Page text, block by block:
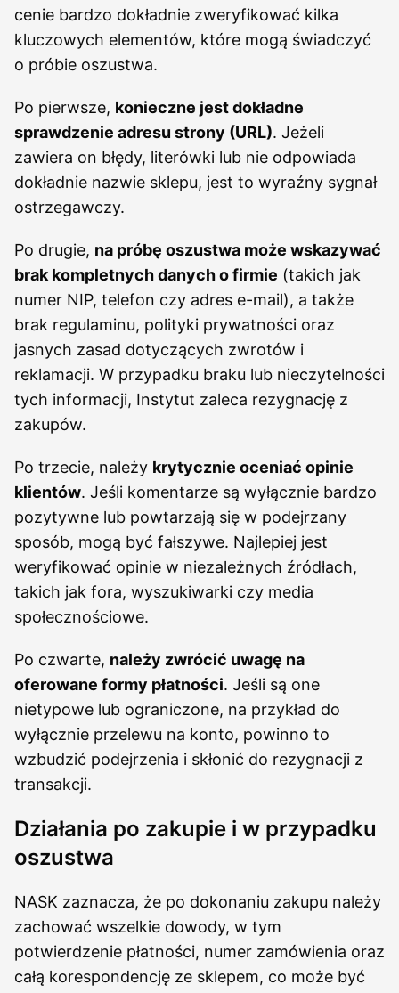
cenie bardzo dokładnie zweryfikować kilka
kluczowych elementów, które mogą świadczyć
o próbie oszustwa.
Po pierwsze, konieczne jest dokładne
sprawdzenie adresu strony (URL). Jeżeli
zawiera on błędy, literówki lub nie odpowiada
dokładnie nazwie sklepu, jest to wyraźny sygnał
ostrzegawczy.
Po drugie, na próbę oszustwa może wskazywać
brak kompletnych danych o firmie (takich jak
numer NIP, telefon czy adres e-mail), a także
brak regulaminu, polityki prywatności oraz
jasnych zasad dotyczących zwrotów i
reklamacji. W przypadku braku lub nieczytelności
tych informacji, Instytut zaleca rezygnację z
zakupów.
Po trzecie, należy krytycznie oceniać opinie
klientów. Jeśli komentarze są wyłącznie bardzo
pozytywne lub powtarzają się w podejrzany
sposób, mogą być fałszywe. Najlepiej jest
weryfikować opinie w niezależnych źródłach,
takich jak fora, wyszukiwarki czy media
społecznościowe.
Po czwarte, należy zwrócić uwagę na
oferowane formy płatności. Jeśli są one
nietypowe lub ograniczone, na przykład do
wyłącznie przelewu na konto, powinno to
wzbudzić podejrzenia i skłonić do rezygnacji z
transakcji.
Działania po zakupie i w przypadku
oszustwa
NASK zaznacza, że po dokonaniu zakupu należy
zachować wszelkie dowody, w tym
potwierdzenie płatności, numer zamówienia oraz
całą korespondencję ze sklepem, co może być